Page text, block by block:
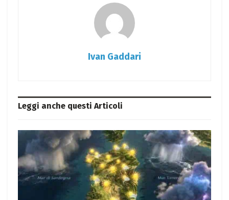
Ivan Gaddari
Leggi anche questi Articoli